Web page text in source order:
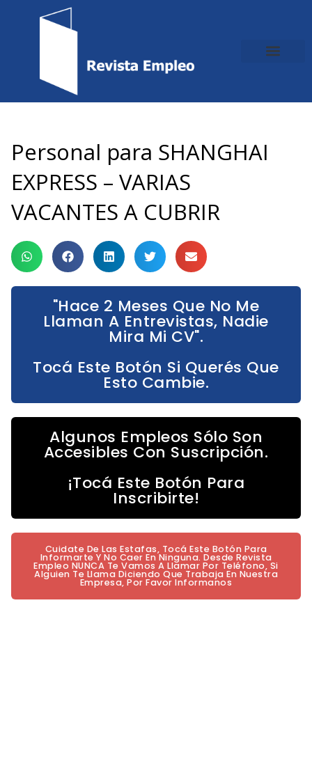
Personal para SHANGHAI
EXPRESS – VARIAS
VACANTES A CUBRIR
"Hace 2 Meses Que No Me
Llaman A Entrevistas, Nadie
Mira Mi CV".
Tocá Este Botón Si Querés Que
Esto Cambie.
Algunos Empleos Sólo Son
Accesibles Con Suscripción.
¡Tocá Este Botón Para
Inscribirte!
Cuidate De Las Estafas, Tocá Este Botón Para
Informarte Y No Caer En Ninguna. Desde Revista
Empleo NUNCA Te Vamos A Llamar Por Teléfono, Si
Alguien Te Llama Diciendo Que Trabaja En Nuestra
Empresa, Por Favor Informanos